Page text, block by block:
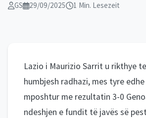
GS 29/09/2025 1 Min. Lesezeit
Lazio i Maurizio Sarrit u rikthye
humbjesh radhazi, mes tyre
mposhtur me rezultatin 3-0
ndeshjen e fundit të javës së